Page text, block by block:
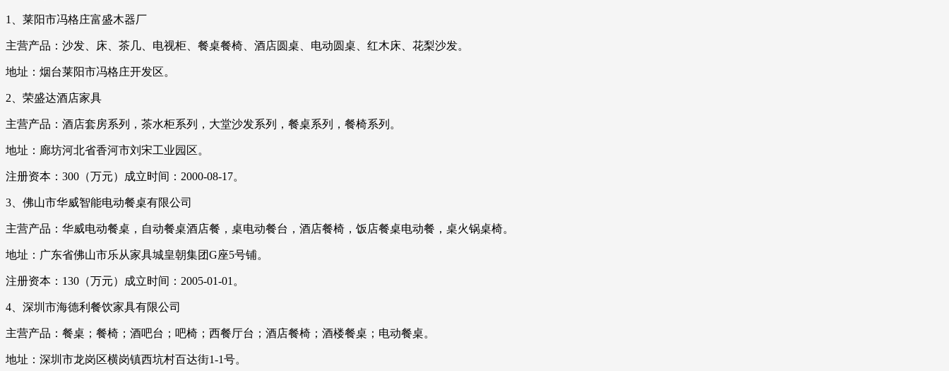
1、莱阳市冯格庄富盛木器厂
主营产品：沙发、床、茶几、电视柜、餐桌餐椅、酒店圆桌、电动圆桌、红木床、花梨沙发。
地址：烟台莱阳市冯格庄开发区。
2、荣盛达酒店家具
主营产品：酒店套房系列，茶水柜系列，大堂沙发系列，餐桌系列，餐椅系列。
地址：廊坊河北省香河市刘宋工业园区。
注册资本：300（万元）成立时间：2000-08-17。
3、佛山市华威智能电动餐桌有限公司
主营产品：华威电动餐桌，自动餐桌酒店餐，桌电动餐台，酒店餐椅，饭店餐桌电动餐，桌火锅桌椅。
地址：广东省佛山市乐从家具城皇朝集团G座5号铺。
注册资本：130（万元）成立时间：2005-01-01。
4、深圳市海德利餐饮家具有限公司
主营产品：餐桌；餐椅；酒吧台；吧椅；西餐厅台；酒店餐椅；酒楼餐桌；电动餐桌。
地址：深圳市龙岗区横岗镇西坑村百达街1-1号。